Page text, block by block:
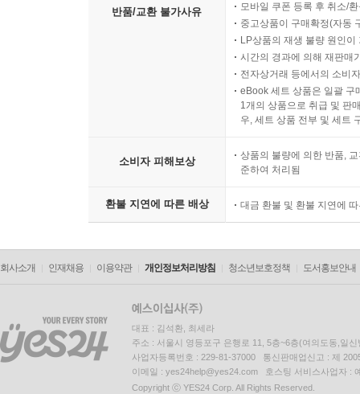
반품/교환 불가사유
모바일 쿠폰 등록 후 취소/
중고상품이 구매확정(자동
LP상품의 재생 불량 원인
시간의 경과에 의해 재판매
전자상거래 등에서의 소비
eBook 세트 상품은 일괄 구
1개의 상품으로 취급 및 판
우, 세트 상품 전부 및 세트
소비자 피해보상
상품의 불량에 의한 반품,
준하여 처리됨
환불 지연에 따른 배상 대금 환불 및 환불 지연에
회사소개 인재채용 이용약관 개인정보처리방침 청소년보호정책 도서홍보안내
대표 : 김석환, 최세라
주소 : 서울시 영등포구 은행로 11, 5층~6층(여의도동,일신
사업자등록번호 : 229-81-37000 통신판매업신고 : 제
이메일 : yes24help@yes24.com 호스팅 서비스사업자 :
Copyright ⓒ YES24 Corp. All Rights Reserved.